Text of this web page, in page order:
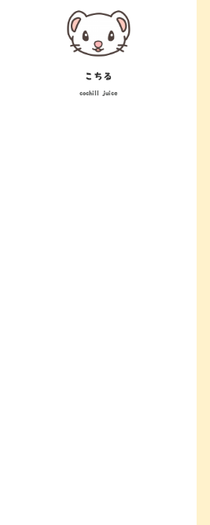
こちる
cochill juice